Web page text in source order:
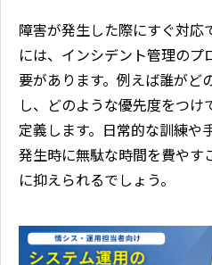
障害が発生した際にすぐ対応
には、インシデント管理の
要があります。例えば誰がど
し、どのような優先度をつ
定義します。日常的な訓練や
発生時に無駄な時間を費やす
に抑えられるでしょう。